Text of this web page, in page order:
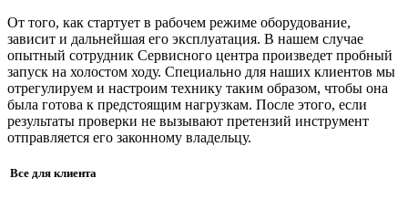
От того, как стартует в рабочем режиме оборудование,
зависит и дальнейшая его эксплуатация. В нашем случае
опытный сотрудник Сервисного центра произведет пробный
запуск на холостом ходу. Специально для наших клиентов мы
отрегулируем и настроим технику таким образом, чтобы она
была готова к предстоящим нагрузкам. После этого, если
результаты проверки не вызывают претензий инструмент
отправляется его законному владельцу.
Все для клиента